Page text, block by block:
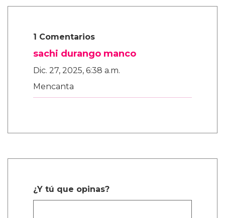
1 Comentarios
sachi durango manco
Dic. 27, 2025, 6:38 a.m.
Mencanta
¿Y tú que opinas?